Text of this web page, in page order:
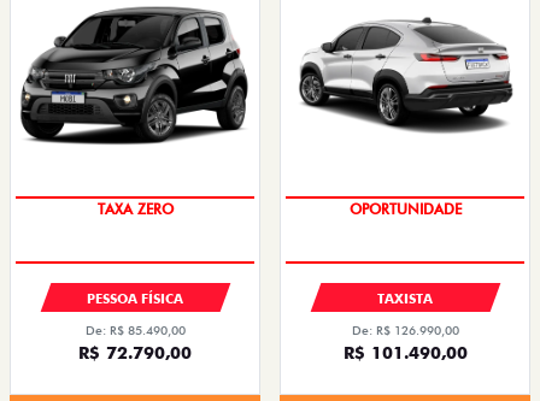
PREÇO IMPERDÍVEL
PESSOA FÍSICA
De: R$ 85.490,00
R$ 72.790,00
OPORTUNIDADE
TAXISTA
De: R$ 126.990,00
R$ 101.490,00